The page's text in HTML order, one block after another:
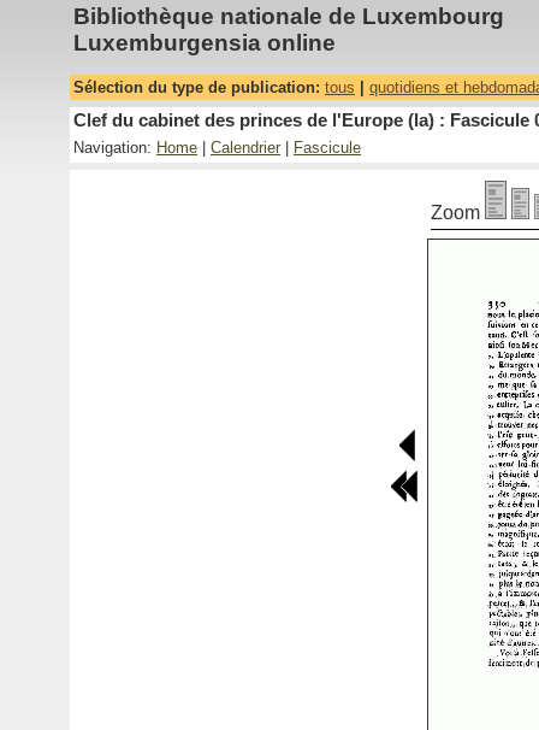
Bibliothèque nationale de Luxembourg
Luxemburgensia online
Sélection du type de publication: tous quotidiens et
Clef du cabinet des princes de l'Europe (la) : Fascicule
Navigation: Home Calendrier Fascicule
Zoom